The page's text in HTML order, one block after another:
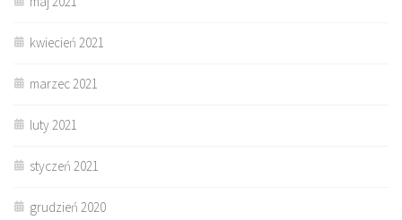
kwiecień 2021
marzec 2021
luty 2021
styczeń 2021
grudzień 2020